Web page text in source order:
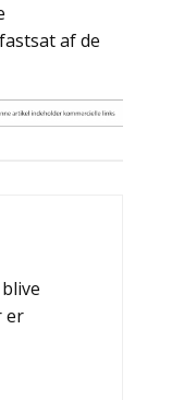
af de
er